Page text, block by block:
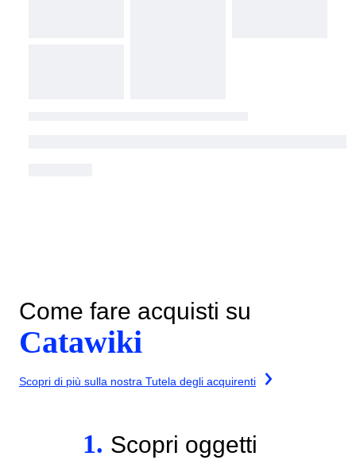
Come fare acquisti su
Catawiki
Scopri di più sulla nostra Tutela degli acquirenti
1. Scopri oggetti